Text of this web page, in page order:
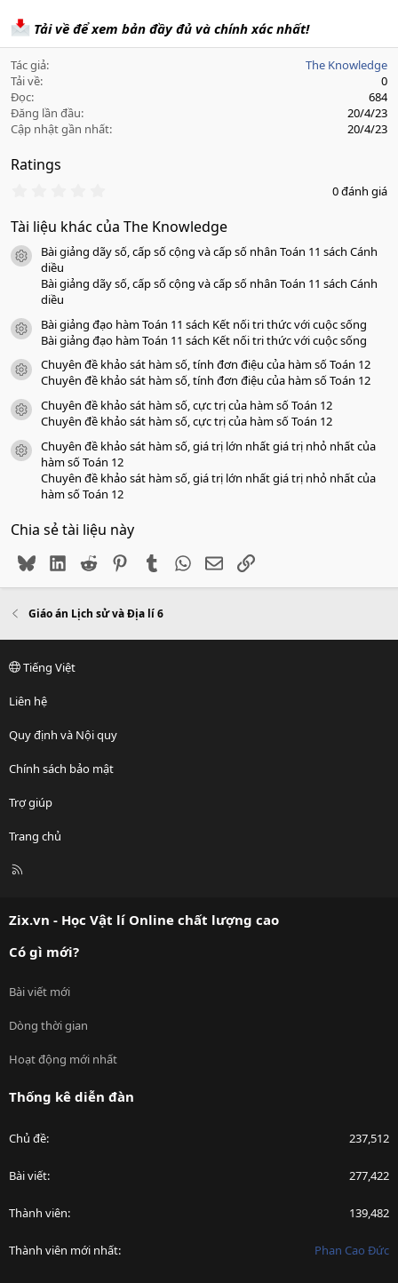
Tải về để xem bản đầy đủ và chính xác nhất!
Tác giả
The Knowledge
Tải về
0
Đọc
684
Đăng lần đầu
20/4/23
Cập nhật gần nhất
20/4/23
Ratings
0
0
a
0 đánh giá
Tài liệu khác của The Knowledge
icon tài liệu
Bài giảng dãy số, cấp số cộng và cấp số nhân Toán 11 sách Cánh
diều
Bài giảng dãy số, cấp số cộng và cấp số nhân Toán 11 sách Cánh
diều
icon tài liệu
Bài giảng đạo hàm Toán 11 sách Kết nối tri thức với cuộc sống
Bài giảng đạo hàm Toán 11 sách Kết nối tri thức với cuộc sống
icon tài liệu
Chuyên đề khảo sát hàm số, tính đơn điệu của hàm số Toán 12
Chuyên đề khảo sát hàm số, tính đơn điệu của hàm số Toán 12
icon tài liệu
Chuyên đề khảo sát hàm số, cực trị của hàm số Toán 12
Chuyên đề khảo sát hàm số, cực trị của hàm số Toán 12
icon tài liệu
Chuyên đề khảo sát hàm số, giá trị lớn nhất giá trị nhỏ nhất của
hàm số Toán 12
Chuyên đề khảo sát hàm số, giá trị lớn nhất giá trị nhỏ nhất của
hàm số Toán 12
Chia sẻ tài liệu này
BlueskyLinkedIn
Reddit PinterestTumblr WhatsApp
EmailLink
Giáo án Lịch sử và Địa lí 6
Tiếng Việt
Liên hệ
Quy định và Nội quy
Chính sách bảo mật
Trợ giúp
Trang chủ
R
Zix.vn - Học Vật lí Online chất lượng cao
Có gì mới?
Bài viết mới
Dòng thời gian
Hoạt động mới nhất
Thống kê diễn đàn
Chủ đề 237,512
Bài viết 277,422
Thành viên 139,482
Thành viên mới nhất Phan Cao Đức